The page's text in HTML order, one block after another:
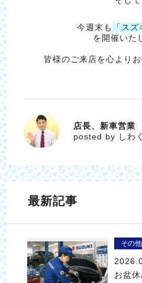
今週末も
「スズ
を開催いた
皆様のご来店を心より
しわく
店長、新車営業
posted by しわく
最新記事
その他
お盆